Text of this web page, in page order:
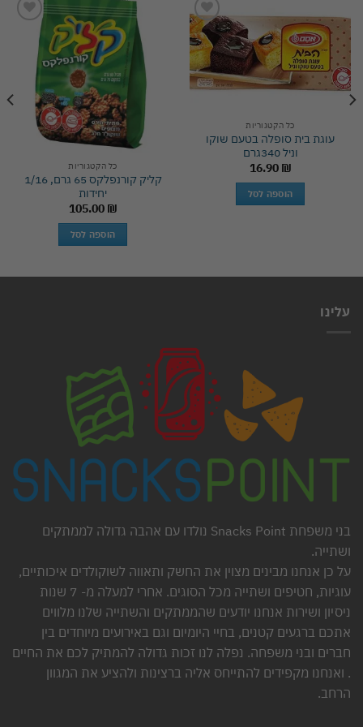
Add to
wishlist
כל הקטגוריות
עוגת בית סופלה בטעם שוקו
וניל 340גרם
16.90 ₪
הוספה לסל
wishlist
כל הקטגוריות
קליק קורנפלקס 65 גרם, 1/16
יחידות
105.00 ₪
הוספה לסל
עלינו
בני משפחת Snacks Point נולדו עם אהבה גדולה לממתקים
ושתייה.
על כן אנחנו מבינים מצוין את החשק ותאווה לשוקולדים איכותיים,
עוגיות, חטיפים ושתייה מכל הסוגים. אחרי למעלה מ- 7 שנות
ניסיון ושירות אנחנו יודעים שהממתקים והשתייה שלנו מלווים
אתכם ברגעים קטנים, בחיי היומיום וגם באירועים מיוחדים בין
חברים ובני משפחה. נפלה לנו זכות גדולה להמתיק לכם את החיים
. ואנחנו מקפידים להתייחס אליה ברצינות ולהציע את המגוון
הרחב.